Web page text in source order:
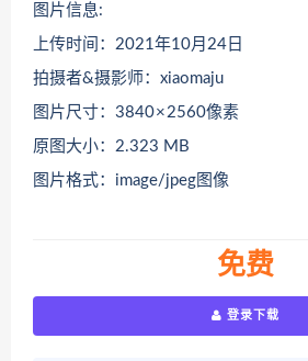
图片信息:
上传时间：2021年10月24日
拍摄者&摄影师：xiaomaju
图片尺寸：3840 × 2560像素
原图大小：2.323 MB
图片格式：image/jpeg图像
免费
登录下载